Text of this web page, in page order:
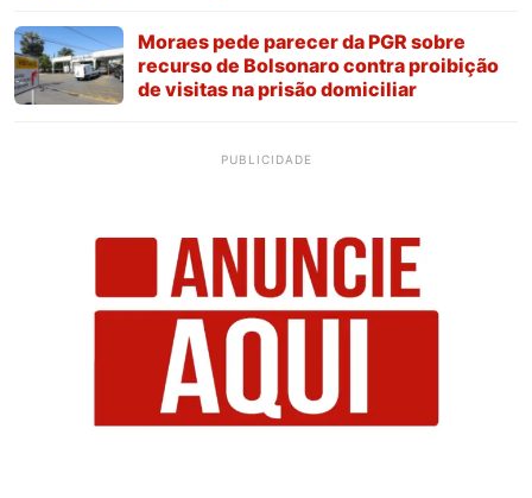
Moraes pede parecer da PGR sobre
recurso de Bolsonaro contra proibição
de visitas na prisão domiciliar
PUBLICIDADE